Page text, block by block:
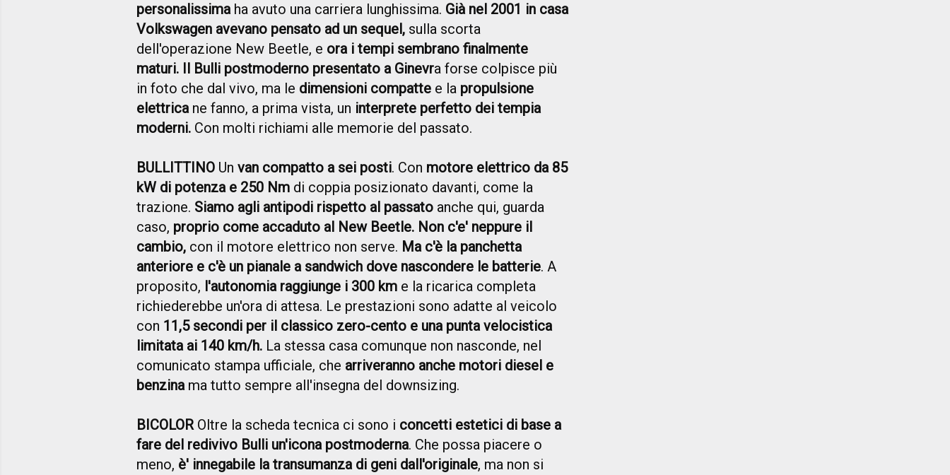
personalissimaha avuto una carriera lunghissima. Già nel 2001 in casa
Volkswagen avevano pensato ad un sequel, sulla scorta
dell'operazione New Beetle, e ora i tempi sembrano finalmente
maturi. Il Bulli postmoderno presentato a Ginevra forse colpisce più
in foto che dal vivo, ma le dimensioni compatte e la propulsione
elettricane fanno, a prima vista, un interprete perfetto dei tempia
moderni. Con molti richiami alle memorie del passato.
BULLITTINO Un van compatto a sei posti. Con motore elettrico da 85
kW di potenza e 250 Nm di coppia posizionato davanti, come la
trazione. Siamo agli antipodi rispetto al passato anche qui, guarda
caso, proprio come accaduto al New Beetle. Non c'e' neppure il
cambio, con il motore elettrico non serve. Ma c'è la panchetta
anteriore e c'è un pianale a sandwich dove nascondere le batterie. A
proposito, l'autonomia raggiunge i 300 km e la ricarica completa
richiederebbe un'ora di attesa. Le prestazioni sono adatte al veicolo
con 11,5 secondi per il classico zero-cento e una punta velocistica
limitata ai 140 km/h. La stessa casa comunque non nasconde, nel
comunicato stampa ufficiale, che arriveranno anche motori diesel e
benzinama tutto sempre all'insegna del downsizing.
BICOLOROltre la scheda tecnica ci sono i concetti estetici di base a
fare del redivivo Bulli un'icona postmoderna. Che possa piacere o
meno, è' innegabile la transumanza di geni dall'originale, ma non si